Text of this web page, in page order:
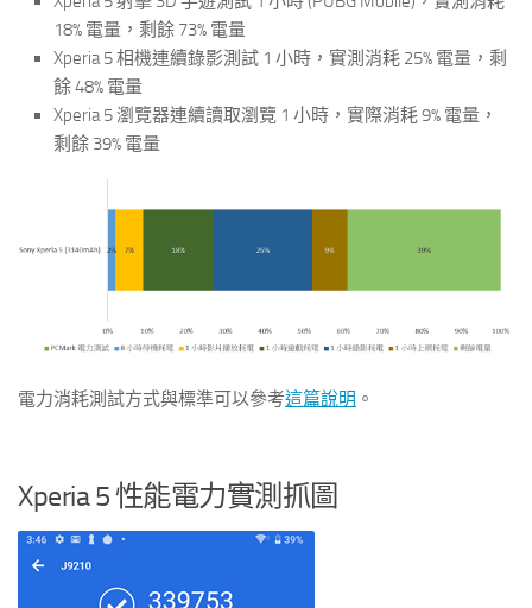
18% 電量，剩餘 73% 電量
Xperia 5 相機連續錄影測試 1 小時，實測消耗 25% 電量，剩
餘 48% 電量
Xperia 5 瀏覽器連續讀取瀏覽 1 小時，實際消耗 9% 電量，
剩餘 39% 電量
電力消耗測試方式與標準可以參考這篇說明 。
Xperia 5 性能電力實測抓圖